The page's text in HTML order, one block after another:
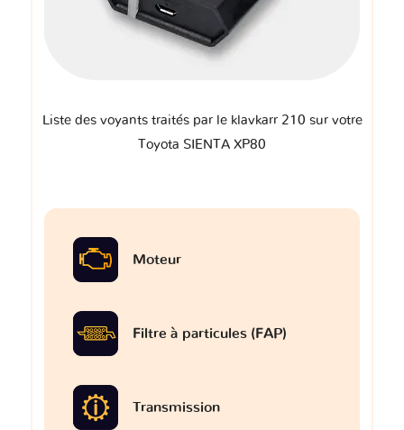
Liste des voyants traités par le klavkarr 210 sur votre
Toyota SIENTA XP80
Moteur
Filtre à particules (FAP)
Transmission